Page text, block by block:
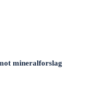
mineralforslag